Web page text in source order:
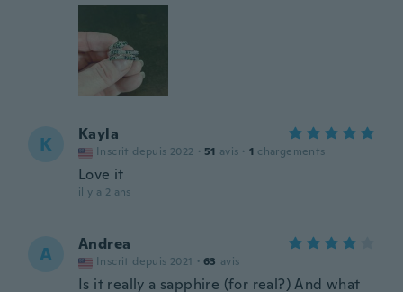
K Kayla
Inscrit depuis 2022 · 51 avis · 1 chargements
Love it
il y a 2 ans
A Andrea
Inscrit depuis 2021 · 63 avis
Is it really a sapphire (for real?) And what